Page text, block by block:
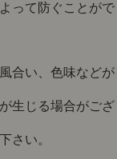
って防ぐことがで
合い、色味などが
生じる場合がござ
さい。